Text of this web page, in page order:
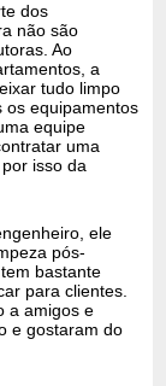
dos
não são
Ao
a
tudo limpo
os equipamentos
equipe
uma
isso da
ele
pós-
bastante
para clientes.
a amigos e
e gostaram do